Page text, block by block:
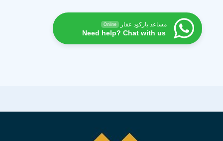
مساعد باركود عقار Online
Need help? Chat with us